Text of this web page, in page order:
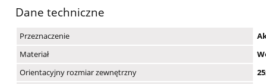
Dane techniczne
Przeznaczenie
Materiał
Orientacyjny rozmiar zewnętrzny